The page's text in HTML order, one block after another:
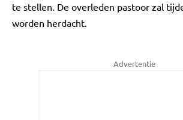
te stellen. De overleden pastoor zal
worden herdacht.
Advertentie